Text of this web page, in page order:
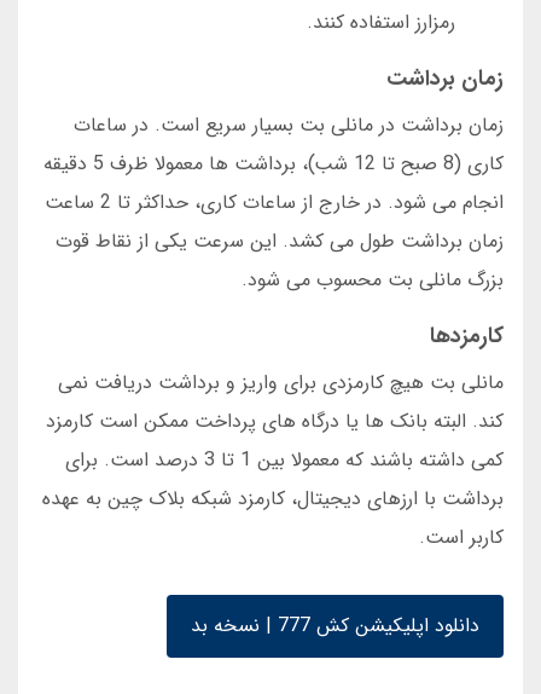
رمزارز استفاده کنند.
زمان برداشت
زمان برداشت در مانلی بت بسیار سریع است. در ساعات
کاری (8 صبح تا 12 شب)، برداشت ها معمولا ظرف 5 دقیقه
انجام می شود. در خارج از ساعات کاری، حداکثر تا 2 ساعت
زمان برداشت طول می کشد. این سرعت یکی از نقاط قوت
بزرگ مانلی بت محسوب می شود.
کارمزدها
مانلی بت هیچ کارمزدی برای واریز و برداشت دریافت نمی
کند. البته بانک ها یا درگاه های پرداخت ممکن است کارمزد
کمی داشته باشند که معمولا بین 1 تا 3 درصد است. برای
برداشت با ارزهای دیجیتال، کارمزد شبکه بلاک چین به عهده
کاربر است.
دانلود اپلیکیشن کش 777 | نسخه بد